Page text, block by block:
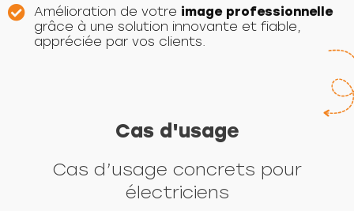
Amélioration de votre image professionnelle
grâce à une solution innovante et fiable,
appréciée par vos clients.
Cas d'usage
Cas d’usage concrets pour
électriciens